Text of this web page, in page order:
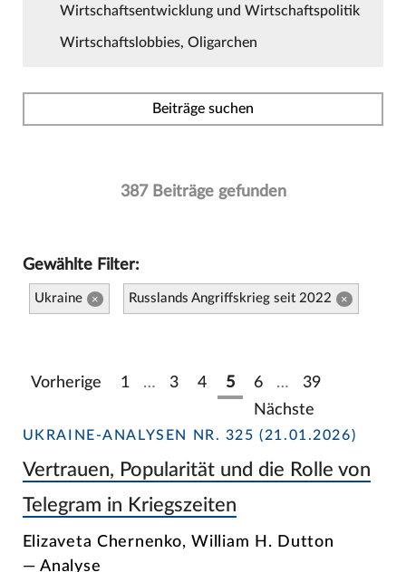
Wirtschaftsentwicklung und Wirtschaftspolitik
Wirtschaftslobbies, Oligarchen
Beiträge suchen
387 Beiträge gefunden
Gewählte Filter:
Ukraine × Russlands Angriffskrieg seit 2022 ×
Vorherige 1 … 3 4 5 6 …
39
Nächste
UKRAINE-ANALYSEN NR. 325 (21.01.2026)
Vertrauen, Popularität und die Rolle von
Telegram in Kriegszeiten
Elizaveta Chernenko, William H. Dutton
— Analyse